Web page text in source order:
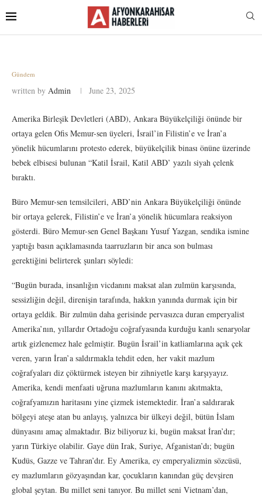
Gündem
written by Admin June 23, 2025
Amerika Birleşik Devletleri (ABD), Ankara Büyükelçiliği önünde bir
ortaya gelen Ofis Memur-sen üyeleri, İsrail’in Filistin’e ve İran’a
yönelik hücumlarını protesto ederek, büyükelçilik binası önüne üzerinde
bebek elbisesi bulunan “Katil İsrail, Katil ABD’ yazılı siyah çelenk
bıraktı.
Büro Memur-sen temsilcileri, ABD’nin Ankara Büyükelçiliği önünde
bir ortaya gelerek, Filistin’e ve İran’a yönelik hücumlara reaksiyon
gösterdi. Büro Memur-sen Genel Başkanı Yusuf Yazgan, sendika ismine
yaptığı basın açıklamasında taarruzların bir anca son bulması
gerektiğini belirterek şunları söyledi:
“Bugün burada, insanlığın vicdanını maksat alan zulmün karşısında,
sessizliğin değil, direnişin tarafında, hakkın yanında durmak için bir
ortaya geldik. Bir zulmün daha gerisinde pervasızca duran emperyalist
Amerika’nın, yıllardır Ortadoğu coğrafyasında kurduğu kanlı senaryolar
artık gizlenemez hale gelmiştir. Bugün İsrail’in katliamlarına açık çek
veren, yarın İran’a saldırmakla tehdit eden, her vakit mazlum
coğrafyaları diz çöktürmek isteyen bir zihniyetle karşı karşıyayız.
Amerika, kendi menfaati uğruna mazlumların kanını akıtmakta,
coğrafyamızın haritasını yine çizmek istemektedir. İran’a saldırarak
bölgeyi ateşe atan bu anlayış, yalnızca bir ülkeyi değil, bütün İslam
dünyasını amaç almaktadır. Biz biliyoruz ki, bugün maksat İran’dır;
yarın Türkiye olabilir. Gaye dün Irak, Suriye, Afganistan’dı; bugün
Kudüs, Gazze ve Tahran’dır. Ey Amerika, ey emperyalizmin sözcüsü,
ey mazlumların gözyaşından kar, çocukların kanından güç devşiren
global şeytan. Bu millet seni tanıyor. Bu millet seni Vietnam’dan,